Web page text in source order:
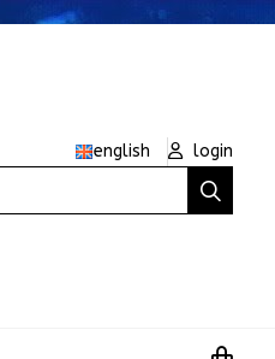
english
login